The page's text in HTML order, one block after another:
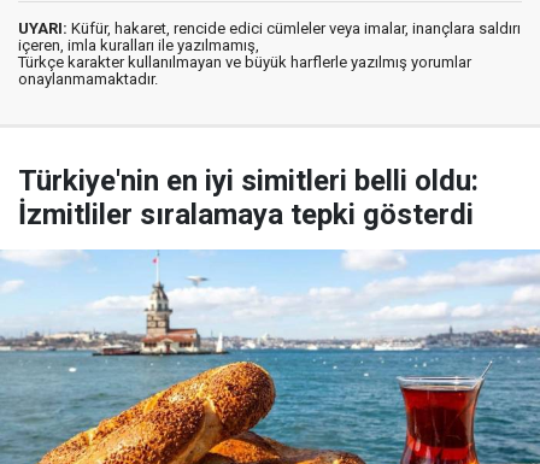
UYARI: Küfür, hakaret, rencide edici cümleler veya imalar, inançlara saldırı
içeren, imla kuralları ile yazılmamış,
Türkçe karakter kullanılmayan ve büyük harflerle yazılmış yorumlar
onaylanmamaktadır.
Türkiye'nin en iyi simitleri belli oldu:
İzmitliler sıralamaya tepki gösterdi